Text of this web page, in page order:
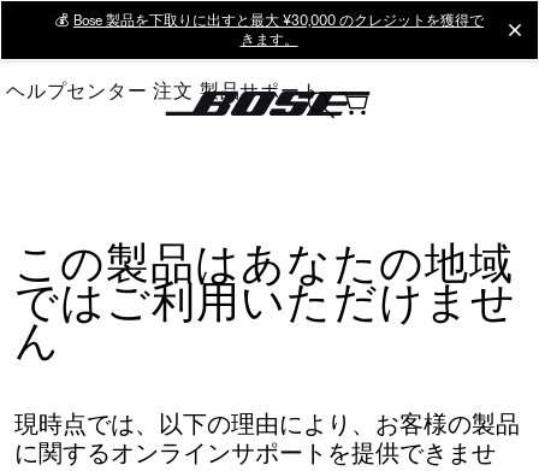
Main
💰 Bose 製品を下取りに出すと最大 ¥30,000 のクレジットを獲得で
きます。
ヘルプセンター 注文 製品サポート
この製品はあなたの地域
ではご利用いただけませ
ん
現時点では、以下の理由により、お客様の製品
に関するオンラインサポートを提供できませ